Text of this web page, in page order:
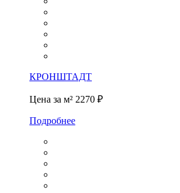
КРОНШТАДТ
Цена за м² 2270 ₽
Подробнее